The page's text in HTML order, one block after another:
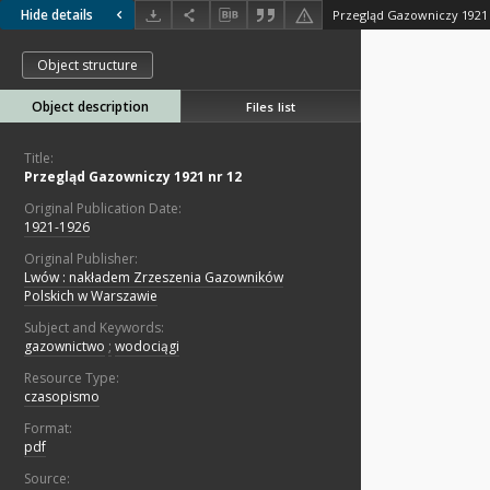
Hide details Przegląd Gazowniczy
Object structure
Object description Files list
Title:
Przegląd Gazowniczy 1921 nr 12
Original Publication Date:
1921-1926
Original Publisher:
Lwów : nakładem Zrzeszenia Gazowników
Polskich w Warszawie
Subject and Keywords:
gazownictwo ; wodociągi
Resource Type:
czasopismo
Format:
pdf
Source: